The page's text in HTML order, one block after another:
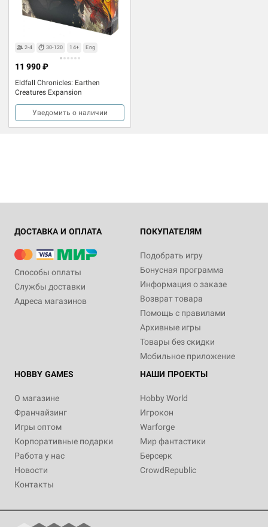
2-4 30-120 14+ Eng
Eldfall Chronicles: Earthen
Creatures Expansion
11 990 ₽
Уведомить о наличии
ДОСТАВКА И ОПЛАТА
Способы оплаты
Службы доставки
Адреса магазинов
ПОКУПАТЕЛЯМ
Подобрать игру
Бонусная программа
Информация о заказе
Возврат товара
Помощь с правилами
Архивные игры
Товары без скидки
Мобильное приложение
HOBBY GAMES
О магазине
Франчайзинг
Игры оптом
Корпоративные подарки
Работа у нас
Новости
Контакты
НАШИ ПРОЕКТЫ
Hobby World
Игрокон
Warforge
Мир фантастики
Берсерк
CrowdRepublic